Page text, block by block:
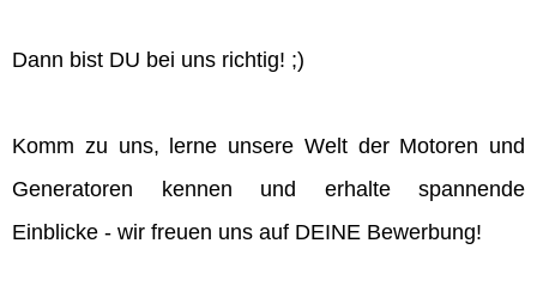
Dann bist DU bei uns richtig! ;)
Komm zu uns, lerne unsere Welt der Motoren und
Generatoren kennen und erhalte spannende
Einblicke - wir freuen uns auf DEINE Bewerbung!